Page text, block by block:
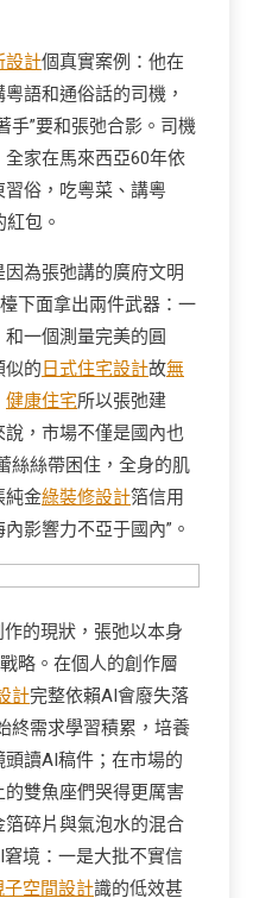
設計個真實案例：他在
語和通俗話的司機，
手”要和張弛合影。司機
家在馬來西亞60年依
習俗，吃粵菜、講粵
紅包。
為張弛講的廣府文明
下面拿出兩件武器：一
一個測量完美的圓
似的 日式住宅設計故無
健康住宅所以張弛建
，市場不僅是國內也
絲絲帶困住，全身的肌
純金綠裝修設計箔信用
影響力不亞于國內”。
作的現狀，張弛以本身
略。在個人的創作層
計完整依賴AI會廢失落
終需求學習積累，培養
讀AI稿件；在市場的
雙魚座們哭得更厲害
碎片與氣泡水的混合
境：一是大批不實信
子空間設計識的低效甚